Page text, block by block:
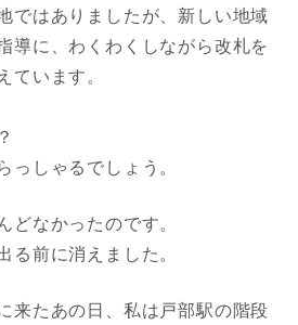
ではありましたが、新しい地域
導に、わくわくしながら改札を
ています。
っしゃるでしょう。
どなかったのです。
る前に消えました。
来たあの日、私は戸部駅の階段